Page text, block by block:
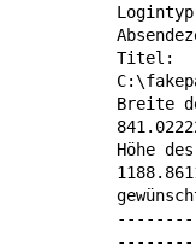
Titel:
Breite
Höhe